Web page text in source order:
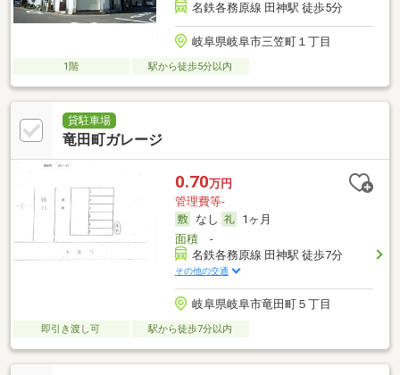
名鉄各務原線 田神駅 徒歩5分
岐阜県岐阜市三笠町１丁目
1階 駅から徒歩5分以内
貸駐車場
竜田町ガレージ
0.70万円
管理費等-
なし
1ヶ月
面積-
名鉄各務原線 田神駅 徒歩7分
その他の交通
岐阜県岐阜市竜田町５丁目
即引き渡し可 駅から徒歩7分以内